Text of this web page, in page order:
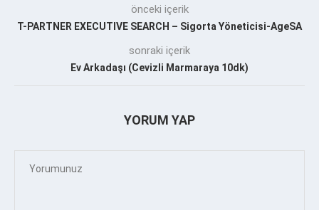
önceki içerik
T-PARTNER EXECUTIVE SEARCH – Sigorta Yöneticisi-AgeSA
sonraki içerik
Ev Arkadaşı (Cevizli Marmaraya 10dk)
YORUM YAP